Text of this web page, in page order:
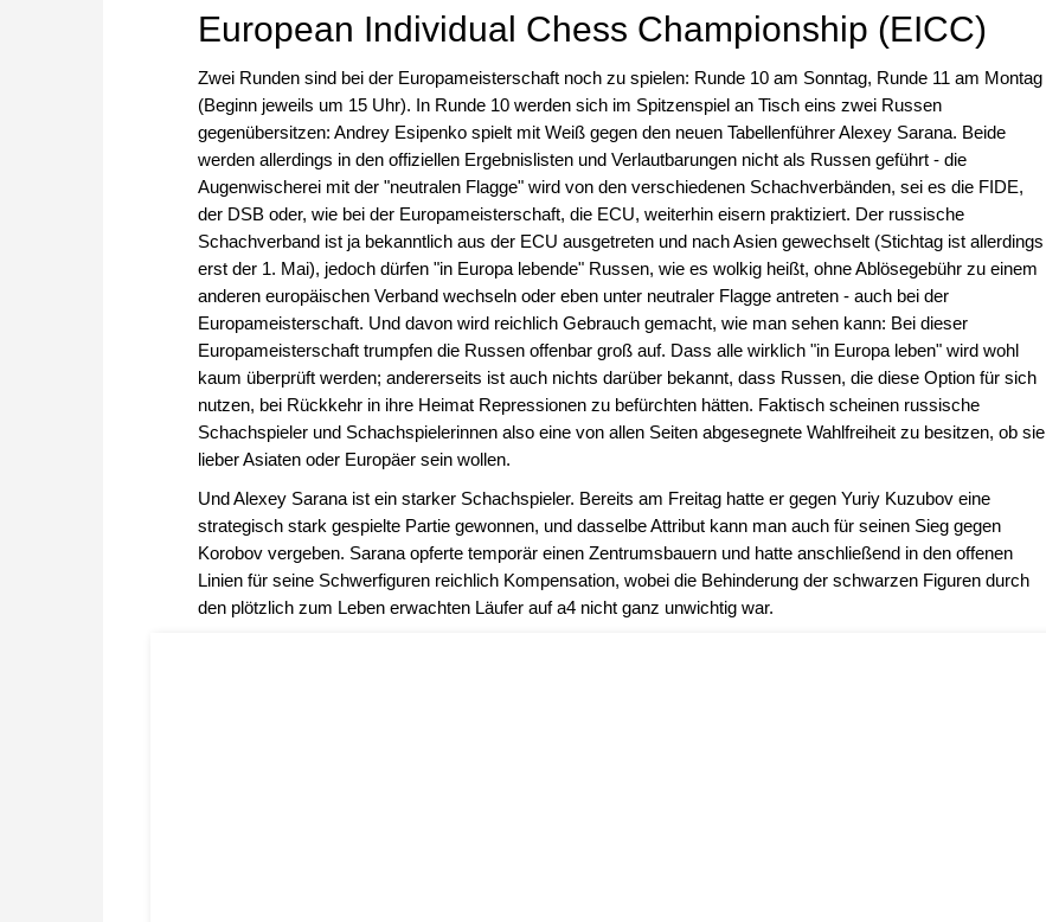
European Individual Chess Championship (EICC)
Zwei Runden sind bei der Europameisterschaft noch zu spielen: Runde 10 am Sonntag, Runde 11 am Montag
(Beginn jeweils um 15 Uhr). In Runde 10 werden sich im Spitzenspiel an Tisch eins zwei Russen
gegenübersitzen: Andrey Esipenko spielt mit Weiß gegen den neuen Tabellenführer Alexey Sarana. Beide
werden allerdings in den offiziellen Ergebnislisten und Verlautbarungen nicht als Russen geführt - die
Augenwischerei mit der "neutralen Flagge" wird von den verschiedenen Schachverbänden, sei es die FIDE,
der DSB oder, wie bei der Europameisterschaft, die ECU, weiterhin eisern praktiziert. Der russische
Schachverband ist ja bekanntlich aus der ECU ausgetreten und nach Asien gewechselt (Stichtag ist allerdings
erst der 1. Mai), jedoch dürfen "in Europa lebende" Russen, wie es wolkig heißt, ohne Ablösegebühr zu einem
anderen europäischen Verband wechseln oder eben unter neutraler Flagge antreten - auch bei der
Europameisterschaft. Und davon wird reichlich Gebrauch gemacht, wie man sehen kann: Bei dieser
Europameisterschaft trumpfen die Russen offenbar groß auf. Dass alle wirklich "in Europa leben" wird wohl
kaum überprüft werden; andererseits ist auch nichts darüber bekannt, dass Russen, die diese Option für sich
nutzen, bei Rückkehr in ihre Heimat Repressionen zu befürchten hätten. Faktisch scheinen russische
Schachspieler und Schachspielerinnen also eine von allen Seiten abgesegnete Wahlfreiheit zu besitzen, ob sie
lieber Asiaten oder Europäer sein wollen.
Und Alexey Sarana ist ein starker Schachspieler. Bereits am Freitag hatte er gegen Yuriy Kuzubov eine
strategisch stark gespielte Partie gewonnen, und dasselbe Attribut kann man auch für seinen Sieg gegen
Korobov vergeben. Sarana opferte temporär einen Zentrumsbauern und hatte anschließend in den offenen
Linien für seine Schwerfiguren reichlich Kompensation, wobei die Behinderung der schwarzen Figuren durch
den plötzlich zum Leben erwachten Läufer auf a4 nicht ganz unwichtig war.